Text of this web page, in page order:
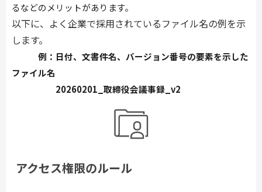
るなどのメリットがあります。
以下に、よく企業で採用されているファイル名の例を示
します。
例：日付、文書件名、バージョン番号の要素を示した
ファイル名
20260201_取締役会議事録_v2
アクセス権限のルール